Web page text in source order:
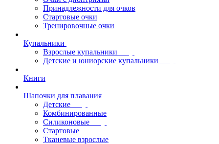
Принадлежности для очков
Стартовые очки
Тренировочные очки
Купальники
Взрослые купальники
Детские и юниорские купальники
Книги
Шапочки для плавания
Детские
Комбинированные
Силиконовые
Стартовые
Тканевые взрослые